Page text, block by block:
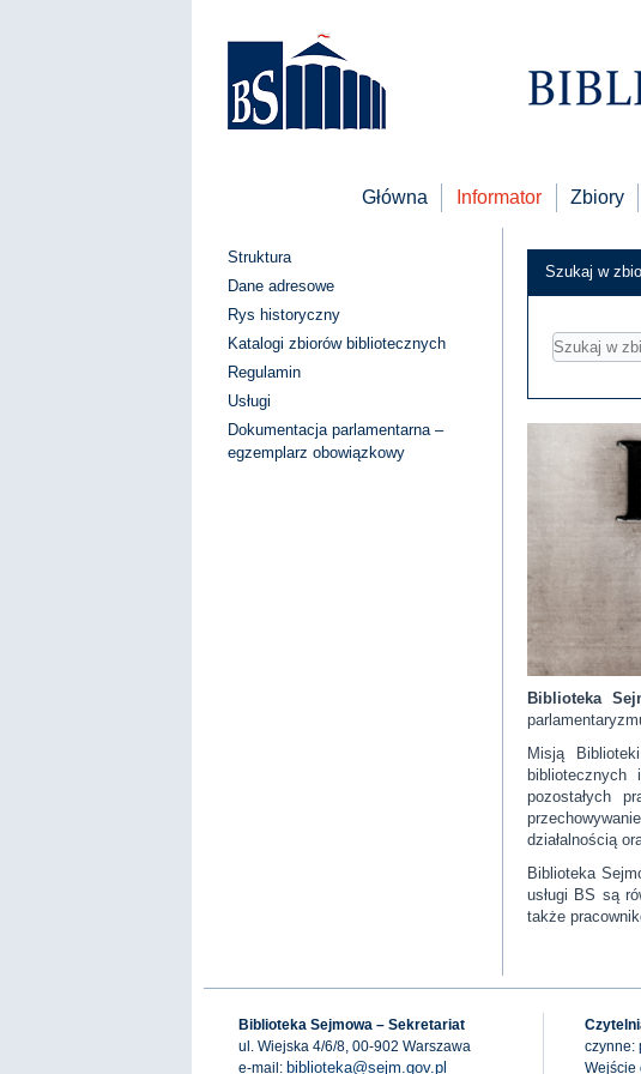
Główna Informator Zbiory
Struktura
Dane adresowe
Rys historyczny
Katalogi zbiorów bibliotecznych
Regulamin
Usługi
Dokumentacja parlamentarna –
egzemplarz obowiązkowy
Szukaj w
Biblioteka
Misją
pozostałych
działalnością
Biblioteka
usługi BS są
także
Biblioteka Sejmowa – Sekretariat
ul. Wiejska 4/6/8, 00-902 Warszawa
e-mail: biblioteka@sejm.gov.pl
czynne:
Wejście